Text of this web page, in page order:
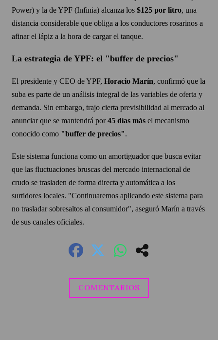
Power) y la de YPF (Infinia) alcanza los $125 por litro, una
distancia considerable que obliga a los conductores rosarinos a
afinar el lápiz a la hora de cargar el tanque.
La estrategia de YPF: el "buffer de precios"
El presidente y CEO de YPF, Horacio Marín, confirmó que la
suba es parte de un análisis integral de las variables de oferta y
demanda. Sin embargo, trajo cierta previsibilidad al mercado al
anunciar que se mantendrá por45 días más el mecanismo
conocido como "buffer de precios".
Este sistema funciona como un amortiguador que busca evitar
que las fluctuaciones bruscas del mercado internacional de
crudo se trasladen de forma directa y automática a los
surtidores locales. "Continuaremos aplicando este sistema para
no trasladar sobresaltos al consumidor", aseguró Marín a través
de sus canales oficiales.
COMENTARIOS